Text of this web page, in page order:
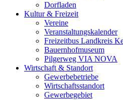
Dorfladen
Kultur & Freizeit
Vereine
Veranstaltungskalender
Freizeitbus Landkreis
Bauernhofmuseum
Pilgerweg VIA NOVA
Wirtschaft & Standort
Gewerbebetriebe
Wirtschaftsstandort
Gewerbegebiet